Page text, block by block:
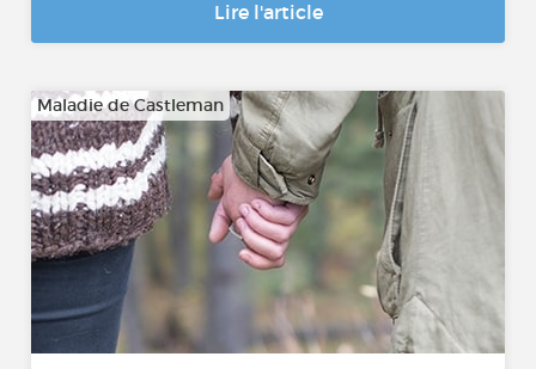
Lire l'article
Maladie de Castleman